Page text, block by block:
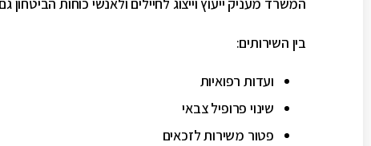
המשרד מעניק ייעוץ וייצוג לחיילים ולאנשי כוחות
בין השירותים:
ועדות רפואיות
שינוי פרופיל צבאי
פטור משירות לזכאים